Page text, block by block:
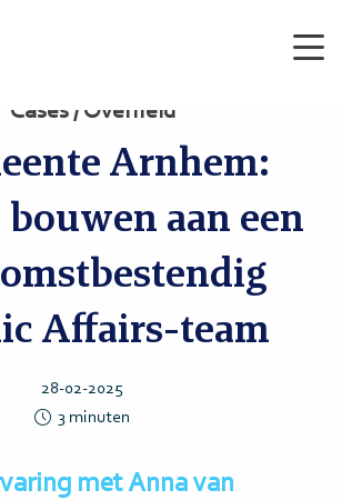
Cases / Overheid
Arnhem:
bouwen aan een
Affairs-team
28-02-2025
3 minuten
met Anna van